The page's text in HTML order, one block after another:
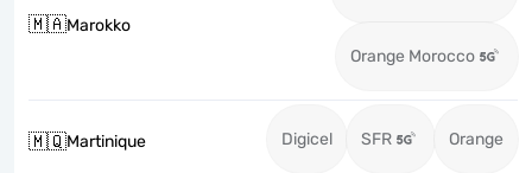
🇲🇦Marokko
Orange Morocco
🇲🇶Martinique Digicel SFR Orange